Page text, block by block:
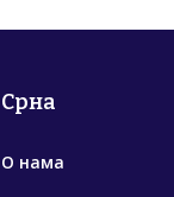
Срна
О нама